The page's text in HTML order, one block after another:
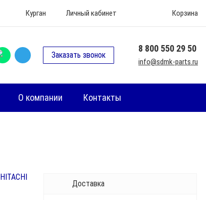
Курган Личный кабинет Корзина
Заказать звонок
8 800 550 29 50
info@sdmk-parts.ru
О компании Контакты
HITACHI
Доставка